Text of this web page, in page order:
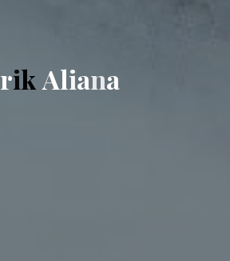
rik Aliana